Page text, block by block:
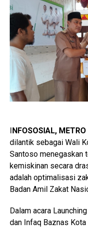
NFOSOSIAL,
dilantik sebagai Wali
Santoso menegaskan
kemiskinan secara
adalah optimalisasi
Badan Amil Zakat
Dalam acara
dan Infaq Baznas